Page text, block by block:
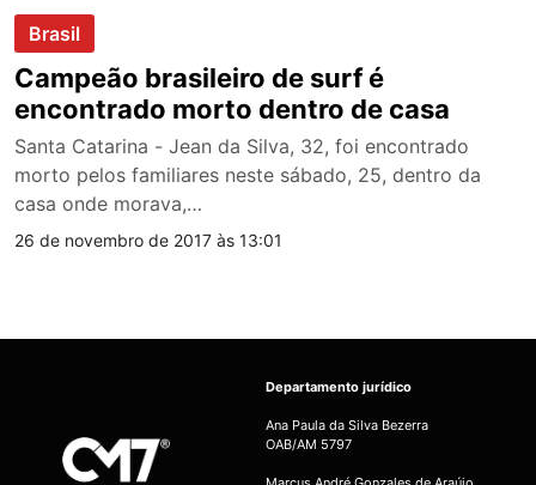
Brasil
Campeão brasileiro de surf é
encontrado morto dentro de casa
Santa Catarina - Jean da Silva, 32, foi encontrado
morto pelos familiares neste sábado, 25, dentro da
casa onde morava,…
26 de novembro de 2017 às 13:01
Departamento jurídico
Ana Paula da Silva Bezerra
OAB/AM 5797